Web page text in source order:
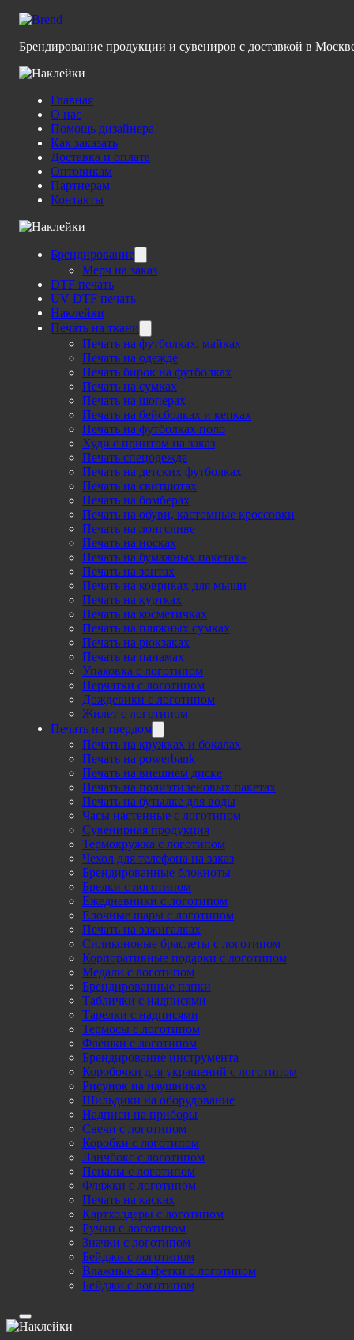
Брендирование продукции и сувениров с доставкой в
Главная
О нас
Помощь дизайнера
Как заказать
Доставка и оплата
Оптовикам
Партнерам
Контакты
Брендирование
Мерч на заказ
DTF печать
UV DTF печать
Наклейки
Печать на ткани
Печать на футболках, майках
Печать на одежде
Печать бирок на футболках
Печать на сумках
Печать на шоперах
Печать на бейсболках и кепках
Печать на футболках поло
Худи с принтом на заказ
Печать спецодежде
Печать на детских футболках
Печать на свитшотах
Печать на бомберах
Печать на обуви, кастомные кроссовки
Печать на лонгсливе
Печать на носках
Печать на бумажных пакетах»
Печать на зонтах
Печать на ковриках для мыши
Печать на куртках
Печать на косметичках
Печать на пляжных сумках
Печать на рюкзаках
Печать на панамах
Упаковка с логотипом
Перчатки с логотипом
Дождевики с логотипом
Жилет с логотипом
Печать на твердом
Печать на кружках и бокалах
Печать на powerbank
Печать на внешнем диске
Печать на полиэтиленовых пакетах
Печать на бутылке для воды
Часы настенные с логотипом
Сувенирная продукция
Термокружка с логотипом
Чехол для телефона на заказ
Брендированные блокноты
Брелки с логотипом
Ежедневники с логотипом
Елочные шары с логотипом
Печать на зажигалках
Силиконовые браслеты с логотипом
Корпоративные подарки с логотипом
Медали с логотипом
Брендированные папки
Таблички с надписями
Тарелки с надписями
Термосы с логотипом
Флешки с логотипом
Брендирование инструмента
Коробочки для украшений с логотипом
Рисунок на наушниках
Шильдики на оборудование
Надписи на приборы
Свечи с логотипом
Коробки с логотипом
Ланчбокс с логотипом
Пеналы с логотипом
Фляжки с логотипом
Печать на касках
Картхолдеры с логотипом
Ручки с логотипом
Значки с логотипом
Бейджи с логотипом
Влажные салфетки с логотипом
Бейджи с логотипом